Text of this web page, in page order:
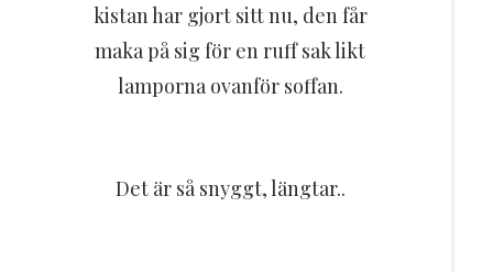
kistan har gjort sitt nu, den får
maka på sig för en ruff sak likt
lamporna ovanför soffan.
Det är så snyggt, längtar..